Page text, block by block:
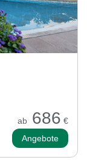
ab 686 €
Angebote